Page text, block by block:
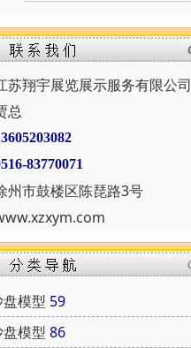
苏翔宇展览展示服务有限公司
总
83770071
州市鼓楼区陈琵路3号
模型 59
模型 86